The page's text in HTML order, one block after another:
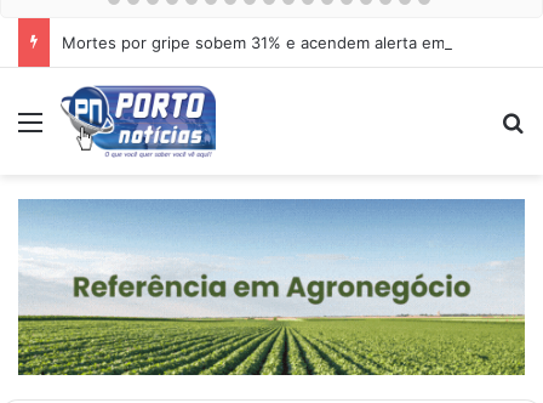
Mortes por gripe sobem 31% e acendem alerta em Cuiabá
Menu